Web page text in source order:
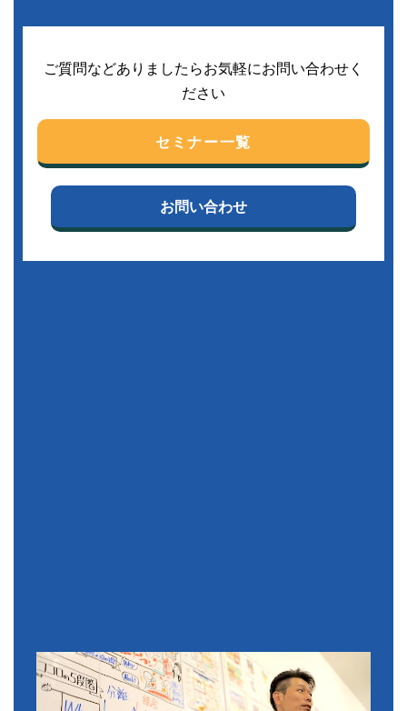
ご質問などありましたらお気軽にお問い合わせく
ださい
セミナー一覧
お問い合わせ